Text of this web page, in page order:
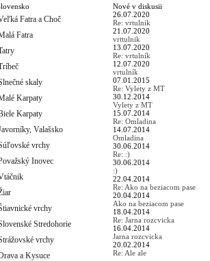
Fatra a Choč
Fatra
skaly
Karpaty
Karpaty
Valašsko
vrchy
Inovec
vrchy
Stredohorie
vrchy
a Kysuce
Nové v diskusii
26.07.2020
Re: vrtulnik
21.07.2020
vrttulnik
13.07.2020
Re: vrtulník
12.07.2020
vrtulník
07.01.2015
Re: Vylety z MT
30.12.2014
Vylety z MT
15.07.2014
Re: Omladina
14.07.2014
Omladina
30.06.2014
Re: :)
30.06.2014
:)
22.04.2014
Re: Ako na beziacom pase
20.04.2014
Ako na beziacom pase
18.04.2014
Re: Jarna rozcvicka
16.04.2014
Jarna rozcvicka
20.02.2014
Re: Ale ale